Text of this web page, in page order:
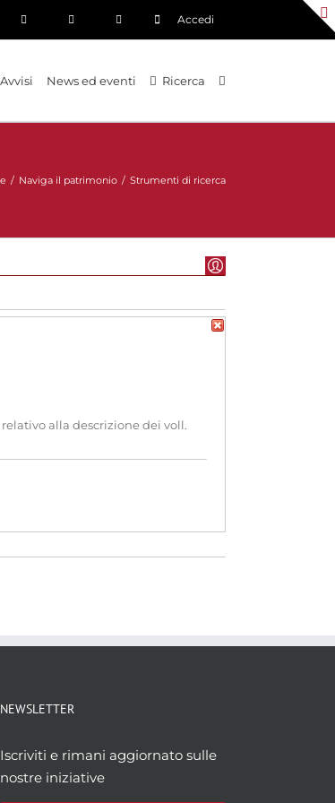
Accedi
Avvisi News ed eventi Ricerca
/ Naviga il patrimonio / Strumenti di ricerca
alla descrizione dei voll.
NEWSLETTER
Iscriviti e rimani aggiornato sulle
nostre iniziative